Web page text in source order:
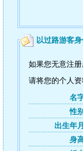
以过路游客
如果您无意注
请将您的个人
名
性
出生年
身